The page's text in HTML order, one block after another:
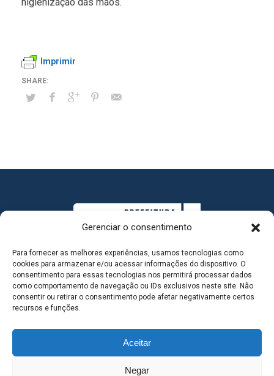
Gerenciar o consentimento
Para fornecer as melhores experiências, usamos tecnologias como
cookies para armazenar e/ou acessar informações do dispositivo. O
consentimento para essas tecnologias nos permitirá processar dados
como comportamento de navegação ou IDs exclusivos neste site. Não
consentir ou retirar o consentimento pode afetar negativamente certos
recursos e funções.
Aceitar
Negar
Imprimir
MAPA DO SITE
SEDE DO ADMINISTRATIVO MUNICIPAL - Avenida